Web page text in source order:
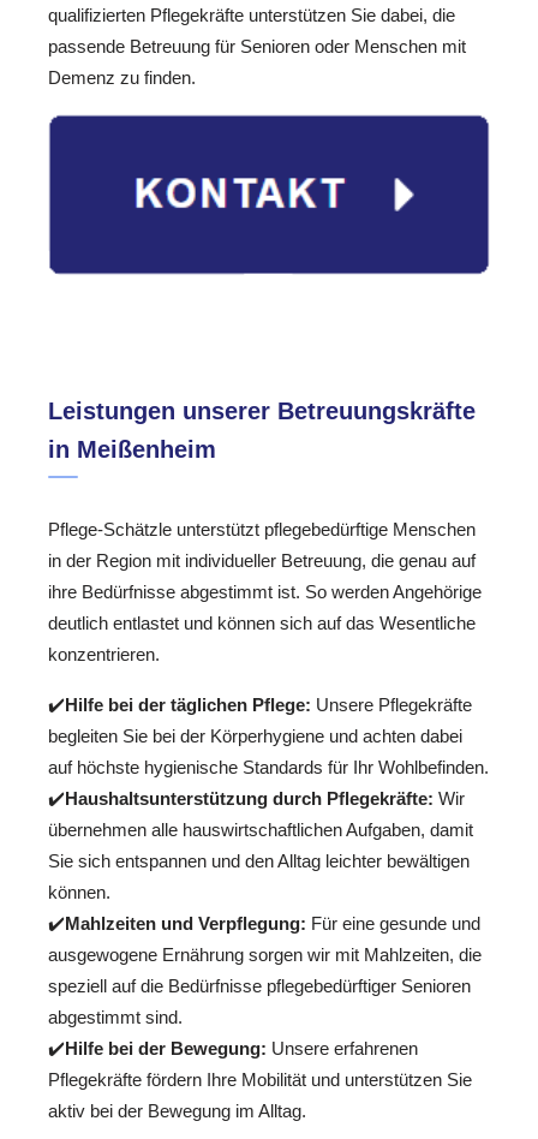
qualifizierten Pflegekräfte unterstützen Sie dabei, die
passende Betreuung für Senioren oder Menschen mit
Demenz zu finden.
Leistungen unserer Betreuungskräfte
in Meißenheim
Pflege-Schätzle unterstützt pflegebedürftige Menschen
in der Region mit individueller Betreuung, die genau auf
ihre Bedürfnisse abgestimmt ist. So werden Angehörige
deutlich entlastet und können sich auf das Wesentliche
konzentrieren.
✔️Hilfe bei der täglichen Pflege: Unsere Pflegekräfte
begleiten Sie bei der Körperhygiene und achten dabei
auf höchste hygienische Standards für Ihr Wohlbefinden.
✔️Haushaltsunterstützung durch Pflegekräfte: Wir
übernehmen alle hauswirtschaftlichen Aufgaben, damit
Sie sich entspannen und den Alltag leichter bewältigen
können.
✔️Mahlzeiten und Verpflegung: Für eine gesunde und
ausgewogene Ernährung sorgen wir mit Mahlzeiten, die
speziell auf die Bedürfnisse pflegebedürftiger Senioren
abgestimmt sind.
✔️Hilfe bei der Bewegung: Unsere erfahrenen
Pflegekräfte fördern Ihre Mobilität und unterstützen Sie
aktiv bei der Bewegung im Alltag.